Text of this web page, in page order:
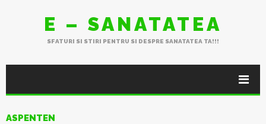
E – SANATATEA
SFATURI SI STIRI PENTRU SI DESPRE SANATATEA TA!!!
ASPENTEN